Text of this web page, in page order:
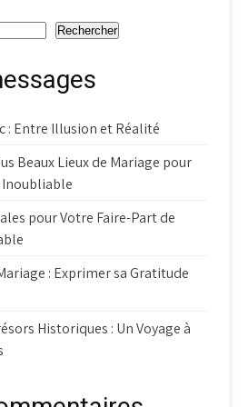
Rechercher
: Entre Illusion et Réalité
Beaux Lieux de Mariage pour
pour Votre Faire-Part de
: Exprimer sa Gratitude
Historiques : Un Voyage à